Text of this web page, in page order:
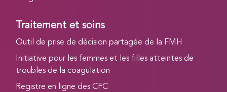
Traitement et soins
Outil de prise de décision partagée de la FMH
Initiative pour les femmes et les filles atteintes de
troubles de la coagulation
Registre en ligne des CFC